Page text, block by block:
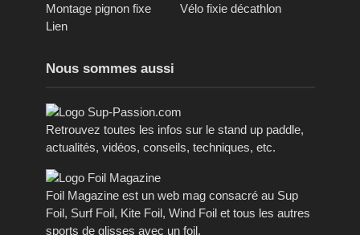
Montage pignon fixe
Vélo fixie décathlon
Lien
Nous sommes aussi
Retrouvez toutes les infos sur le stand up paddle,
actualités, vidéos, conseils, techniques, etc.
Foil Magazine est un web mag consacré au Sup
Foil, Surf Foil, Kite Foil, Wind Foil et tous les autres
sports de glisses avec un foil.